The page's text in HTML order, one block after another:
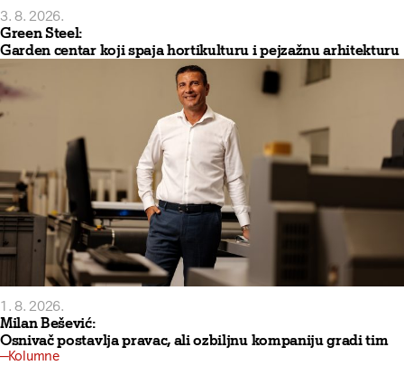
3. 8. 2026.
Green Steel:
Garden centar koji spaja hortikulturu i pejzažnu arhitekturu
1. 8. 2026.
Milan Bešević:
Osnivač postavlja pravac, ali ozbiljnu kompaniju gradi tim
Kolumne